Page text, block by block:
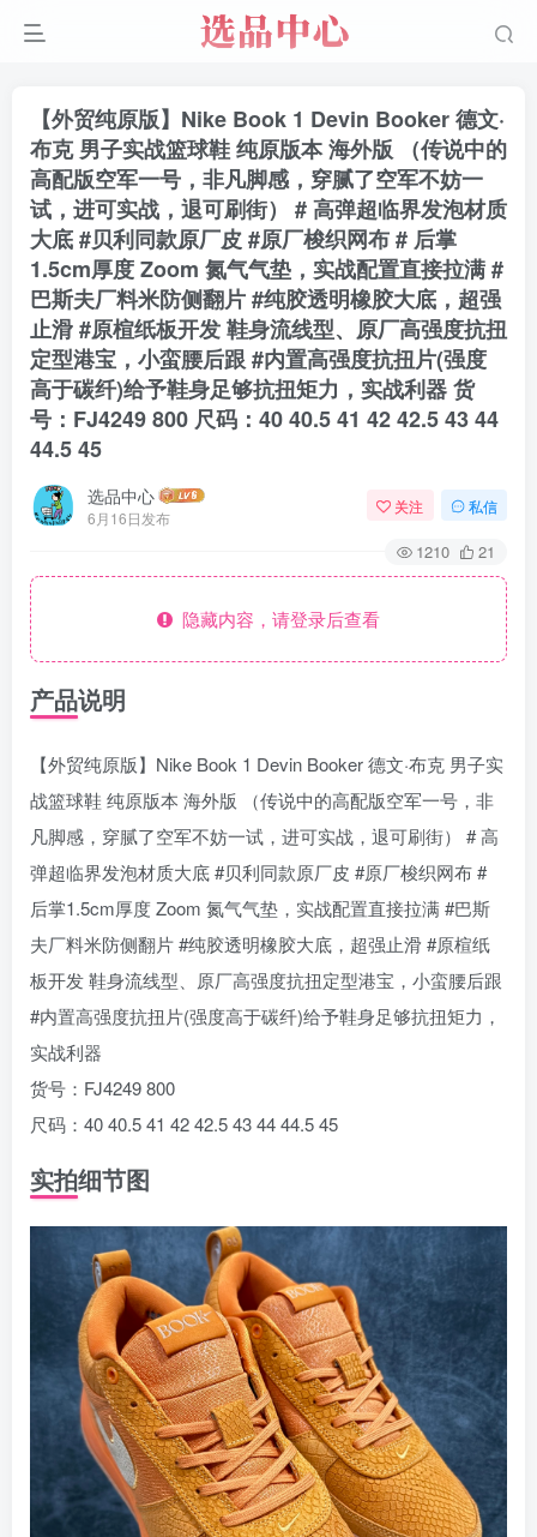
【外贸纯原版】Nike Book 1 Devin Booker 德文·
布克 男子实战篮球鞋 纯原版本 海外版 （传说中的
高配版空军一号，非凡脚感，穿腻了空军不妨一
试，进可实战，退可刷街） # 高弹超临界发泡材质
大底 #贝利同款原厂皮 #原厂梭织网布 # 后掌
1.5cm厚度 Zoom 氮气气垫，实战配置直接拉满 #
巴斯夫厂料米防侧翻片 #纯胶透明橡胶大底，超强
止滑 #原楦纸板开发 鞋身流线型、原厂高强度抗扭
定型港宝，小蛮腰后跟 #内置高强度抗扭片(强度
高于碳纤)给予鞋身足够抗扭矩力，实战利器 货
号：FJ4249 800 尺码：40 40.5 41 42 42.5 43 44
44.5 45
选品中心
6月16日发布
关注 私信
1210 21
隐藏内容，请登录后查看
产品说明
【外贸纯原版】Nike Book 1 Devin Booker 德文·布克 男子实
战篮球鞋 纯原版本 海外版 （传说中的高配版空军一号，非
凡脚感，穿腻了空军不妨一试，进可实战，退可刷街） # 高
弹超临界发泡材质大底 #贝利同款原厂皮 #原厂梭织网布 #
后掌1.5cm厚度 Zoom 氮气气垫，实战配置直接拉满 #巴斯
夫厂料米防侧翻片 #纯胶透明橡胶大底，超强止滑 #原楦纸
板开发 鞋身流线型、原厂高强度抗扭定型港宝，小蛮腰后跟
#内置高强度抗扭片(强度高于碳纤)给予鞋身足够抗扭矩力，
实战利器
货号：FJ4249 800
尺码：40 40.5 41 42 42.5 43 44 44.5 45
实拍细节图